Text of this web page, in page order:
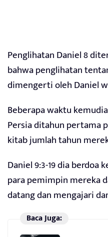
Penglihatan Daniel 8
bahwa penglihatan
dimengerti oleh Daniel
Beberapa waktu
Persia ditahun pertama
kitab jumlah tahun
Daniel 9:3-19 dia berdoa
para pemimpin mereka
datang dan mengajari
Baca Juga: